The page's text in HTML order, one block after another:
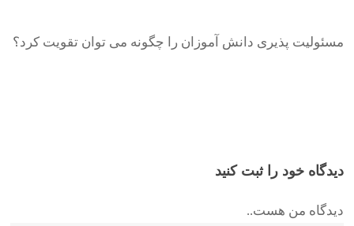
مسئولیت پذیری دانش آموزان را چگونه می توان تقویت کرد؟
دیدگاه خود را ثبت کنید
دیدگاه من هست..